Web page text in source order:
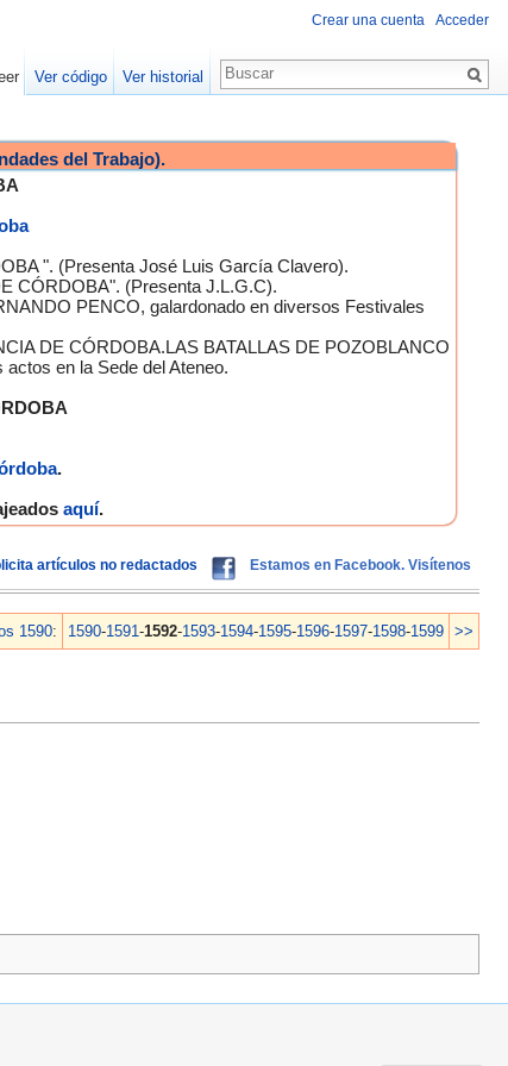
del Trabajo).
". (Presenta José Luis García Clavero).
CÓRDOBA". (Presenta J.L.G.C).
PENCO, galardonado en diversos Festivales
DE CÓRDOBA.LAS BATALLAS DE POZOBLANCO
en la Sede del Ateneo.
.
aquí.
artículos no redactados Estamos en Facebook. Visítenos
1590: 1590-1591-1592-1593-1594-1595-1596-1597-1598-1599 >>
Crear una cuenta Acceder
Ver código Ver historial